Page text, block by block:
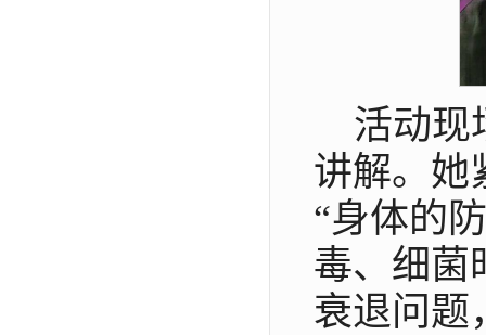
活动现
讲解。她
“身体的
毒、细菌
衰退问题